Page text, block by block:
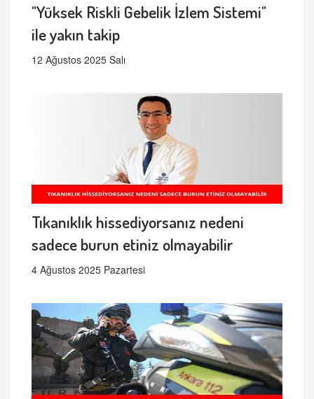
"Yüksek Riskli Gebelik İzlem Sistemi"
ile yakın takip
12 Ağustos 2025 Salı
Tıkanıklık hissediyorsanız nedeni
sadece burun etiniz olmayabilir
4 Ağustos 2025 Pazartesi